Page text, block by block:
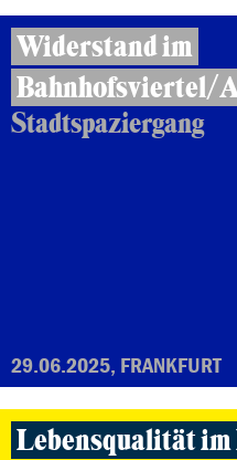
Widerstand im
Bahnhofsviertel/
Stadtspaziergang
29.06.2025, FRANKFURT
Lebensqualität